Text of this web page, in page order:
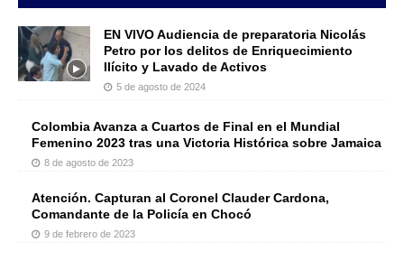
EN VIVO Audiencia de preparatoria Nicolás
Petro por los delitos de Enriquecimiento
Ilícito y Lavado de Activos
5 de agosto de 2024
Colombia Avanza a Cuartos de Final en el Mundial
Femenino 2023 tras una Victoria Histórica sobre Jamaica
8 de agosto de 2023
Atención. Capturan al Coronel Clauder Cardona,
Comandante de la Policía en Chocó
9 de febrero de 2023